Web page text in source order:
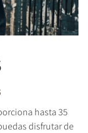
hasta 35
disfrutar de